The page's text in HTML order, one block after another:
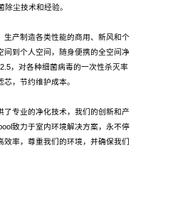
除尘技术和经验。
生产制造各类性能的商用、新风和个
间到个人空间，随身便携的全空间净
，对各种细菌病毒的一次性杀灭率
，节约维护成本。
了专业的净化技术，我们的创新和产
致力于室内环境解决方案，永不停
效率，尊重我们的环境，并确保我们